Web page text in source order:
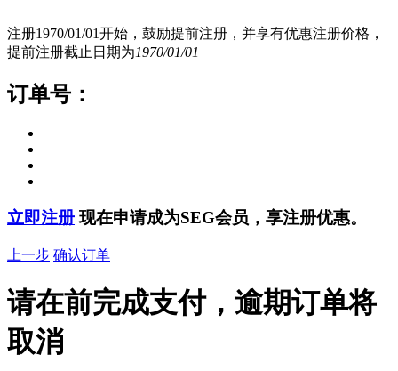
注册1970/01/01开始，鼓励提前注册，并享有优惠注册价格，
提前注册截止日期为1970/01/01
订单号：
立即注册 现在申请成为SEG会员，享注册优惠。
上一步 确认订单
请在前完成支付，逾期订单将
取消